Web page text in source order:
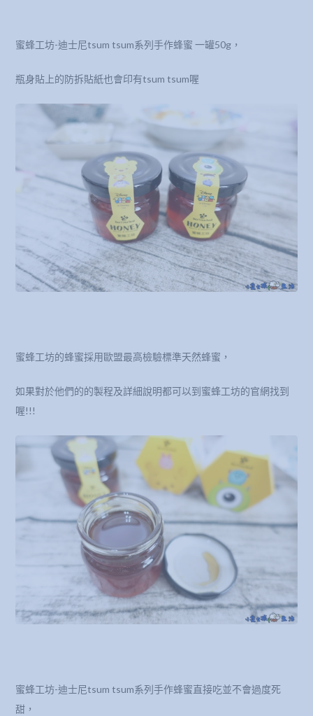
蜜蜂工坊-迪士尼tsum tsum系列手作蜂蜜 一罐50g，
瓶身貼上的防拆貼紙也會印有tsum tsum喔
蜜蜂工坊的蜂蜜採用歐盟最高檢驗標準天然蜂蜜，
如果對於他們的的製程及詳細說明都可以到蜜蜂工坊的官網找到
喔!!!
蜜蜂工坊-迪士尼tsum tsum系列手作蜂蜜直接吃並不會過度死
甜，